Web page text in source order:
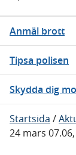
Anmäl brott
Tipsa polisen
Skydda dig
Startsida /
24 mars